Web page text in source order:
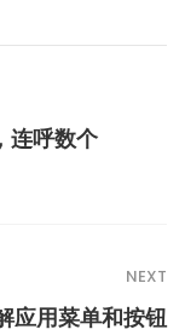
呼数个
NEXT
应用菜单和按钮